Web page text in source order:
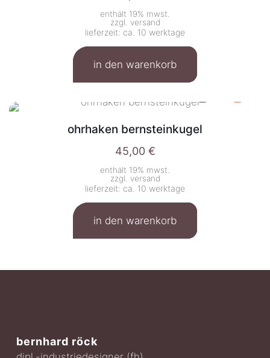
enthält 19% mwst.
zzgl. versand
lieferzeit: ca. 10 werktage
in den warenkorb
ohrhaken bernsteinkugel
45,00 €
enthält 19% mwst.
zzgl. versand
lieferzeit: ca. 10 werktage
in den warenkorb
bernhard röck